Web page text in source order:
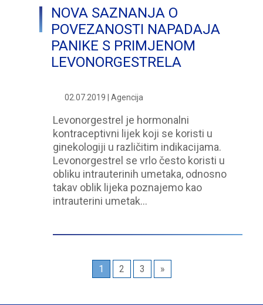
NOVA SAZNANJA O
POVEZANOSTI NAPADAJA
PANIKE S PRIMJENOM
LEVONORGESTRELA
02.07.2019 | Agencija
Levonorgestrel je hormonalni
kontraceptivni lijek koji se koristi u
ginekologiji u različitim indikacijama.
Levonorgestrel se vrlo često koristi u
obliku intrauterinih umetaka, odnosno
takav oblik lijeka poznajemo kao
intrauterini umetak…
1 2 3 »